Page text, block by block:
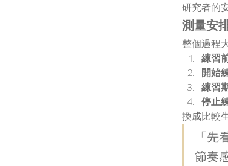
研究者的
測量安
整個過程
練習
開始
練習
停止
換成比較
「
節奏